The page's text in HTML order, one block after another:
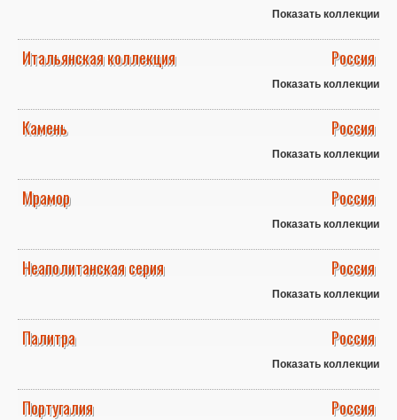
Показать коллекции
Итальянская коллекция Россия
Показать коллекции
Камень Россия
Показать коллекции
Мрамор Россия
Показать коллекции
Неаполитанская серия Россия
Показать коллекции
Палитра Россия
Показать коллекции
Португалия Россия